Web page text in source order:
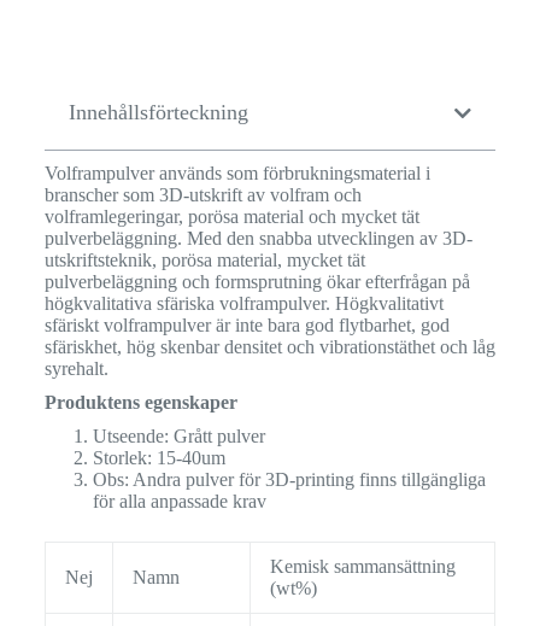
Innehållsförteckning
Volframpulver används som förbrukningsmaterial i
branscher som 3D-utskrift av volfram och
volframlegeringar, porösa material och mycket tät
pulverbeläggning. Med den snabba utvecklingen av 3D-
utskriftsteknik, porösa material, mycket tät
pulverbeläggning och formsprutning ökar efterfrågan på
högkvalitativa sfäriska volframpulver. Högkvalitativt
sfäriskt volframpulver är inte bara god flytbarhet, god
sfäriskhet, hög skenbar densitet och vibrationstäthet och låg
syrehalt.
Produktens egenskaper
Utseende: Grått pulver
Storlek: 15-40um
Obs: Andra pulver för 3D-printing finns tillgängliga
för alla anpassade krav
Nej Namn
Kemisk sammansättning
(wt%)